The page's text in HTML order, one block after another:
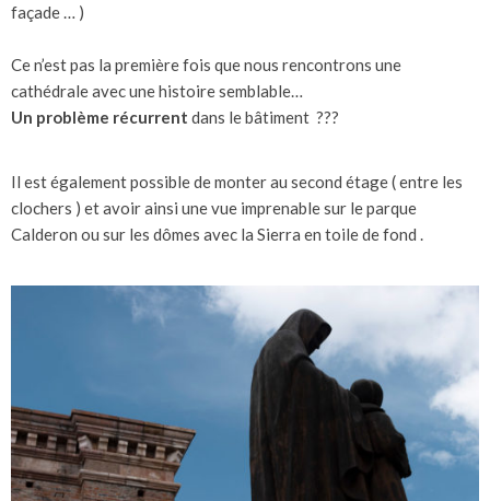
façade … )
Ce n’est pas la première fois que nous rencontrons une
cathédrale avec une histoire semblable…
Un problème récurrent dans le bâtiment ???
Il est également possible de monter au second étage ( entre les
clochers ) et avoir ainsi une vue imprenable sur le parque
Calderon ou sur les dômes avec la Sierra en toile de fond .